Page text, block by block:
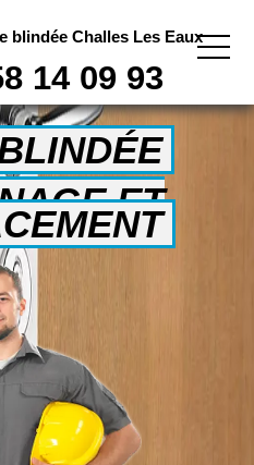
blindée Challes Les Eaux
14 09 93
ET